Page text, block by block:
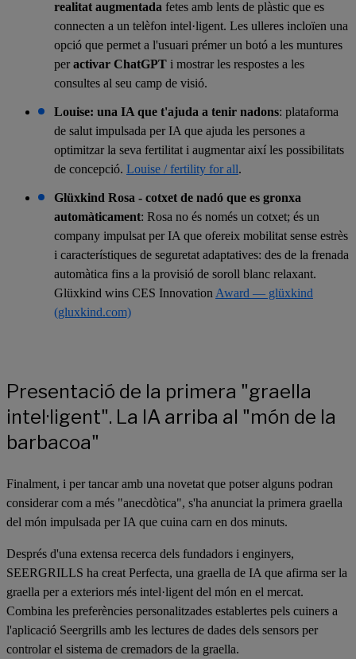
realitat augmentada fetes amb lents de plàstic que es
connecten a un telèfon intel·ligent. Les ulleres incloïen una
opció que permet a l'usuari prémer un botó a les muntures
peractivar ChatGPT i mostrar les respostes a les
consultes al seu camp de visió.
Louise: una IA que t'ajuda a tenir nadons: plataforma
de salut impulsada per IA que ajuda les persones a
optimitzar la seva fertilitat i augmentar així les possibilitats
de concepció. Louise / fertility for all.
Glüxkind Rosa - cotxet de nadó que es gronxa
automàticament: Rosa no és només un cotxet; és un
company impulsat per IA que ofereix mobilitat sense estrès
i característiques de seguretat adaptatives: des de la frenada
automàtica fins a la provisió de soroll blanc relaxant.
Glüxkind wins CES Innovation Award — glüxkind
(gluxkind.com)
Presentació de la primera "graella
intel·ligent". La IA arriba al "món de la
barbacoa"
Finalment, i per tancar amb una novetat que potser alguns podran
considerar com a més "anecdòtica", s'ha anunciat la primera graella
del món impulsada per IA que cuina carn en dos minuts.
Després d'una extensa recerca dels fundadors i enginyers,
SEERGRILLS ha creat Perfecta, una graella de IA que afirma ser la
graella per a exteriors més intel·ligent del món en el mercat.
Combina les preferències personalitzades establertes pels cuiners a
l'aplicació Seergrills amb les lectures de dades dels sensors per
controlar el sistema de cremadors de la graella.